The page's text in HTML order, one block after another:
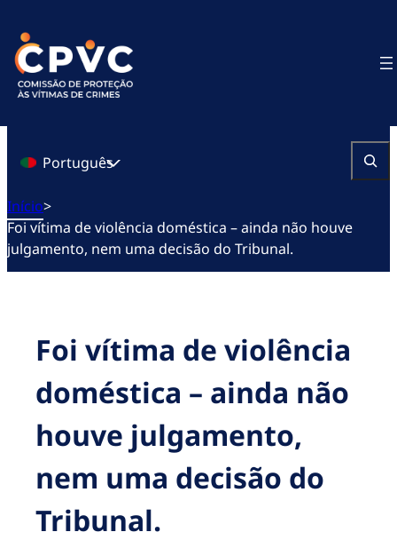
para
o
conteúdo
Português
Pesquisa
Início>
Foi vítima de violência doméstica – ainda não houve
julgamento, nem uma decisão do Tribunal.
Foi vítima de violência
doméstica – ainda não
houve julgamento,
nem uma decisão do
Tribunal.